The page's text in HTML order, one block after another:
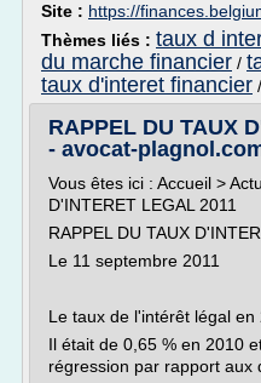
Site : https://
Thèmes liés : taux d
du marche financier /
taux d'interet financier /
RAPPEL DU TAUX
- avocat-
Vous êtes ici : Accueil >
D'INTERET LEGAL 2011
RAPPEL DU TAUX
Le 11 septembre 2011
Le taux de l'intérêt légal en
Il était de 0,65 % en 2010
régression par rapport aux